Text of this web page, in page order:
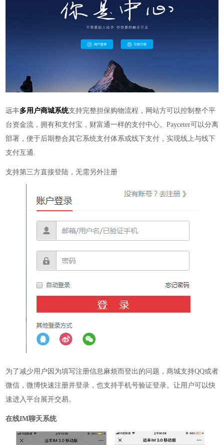
远丰多用户商城系统支持完整担保购物流程 ， 网站方可以控制整个平
台资金流，拥有和支付宝，财富通一样的支付中心。 Payceter可以分离
部署，便于后期整合其它系统支付体系或线下支付，实现线上与线下
支付互通
支持第三方直接登陆，无需另外注册
为了减少用户因为填写注册信息麻烦而登出的问题，商城支持QQ或者
微信，微博快速注册并登录，也支持手机号验证登录。让用户可以快
速进入平台展开交易。
在线IM聊天系统